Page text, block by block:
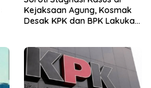
Kejaksaan Agung, Kosmak
Desak KPK dan BPK Lakukan